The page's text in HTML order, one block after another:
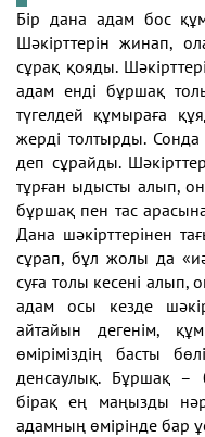
Бір дана адам бос
Шәкірттерін жинап,
сұрақ қояды.
адам енді бұршақ
түгелдей құмыраға
жерді толтырды.
деп сұрайды.
тұрған ыдысты алып,
бұршақ пен тас
Дана шәкірттерінен
сұрап, бұл жолы да
суға толы кесені алып,
адам осы кезде
айтайын дегенім,
өміріміздің басты
денсаулық. Бұршақ –
бірақ ең маңызды
адамның өмірінде бар